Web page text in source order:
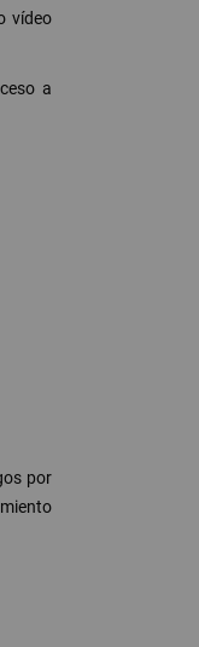
vídeo
a
por